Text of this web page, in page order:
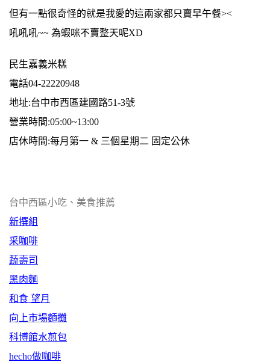
但有一點很奇怪的就是我愛的這兩家都只賣早午餐><
吼吼吼~~ 為蝦咪不賣整天呢XD
民生嘉義米糕
電話04-22220948
地址:台中市西區建國路51-3號
營業時間:05:00~13:00
店休時間:每月第一 & 三個星期二 固定公休
台中西區小吃、美食推薦
新撰組
采咖啡
蔬壽司
黑肉麵
和食 望月
向上市場麵攤
科博館水煎包
hecho做咖啡